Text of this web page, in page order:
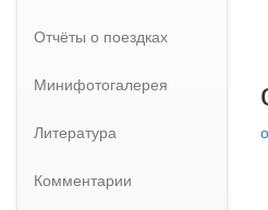
Отчёты о поездках
Минифотогалерея
Литература
Комментарии